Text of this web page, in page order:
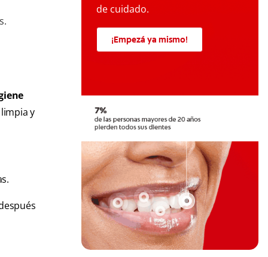
y
de cuidado.
¡Empezá ya mismo!